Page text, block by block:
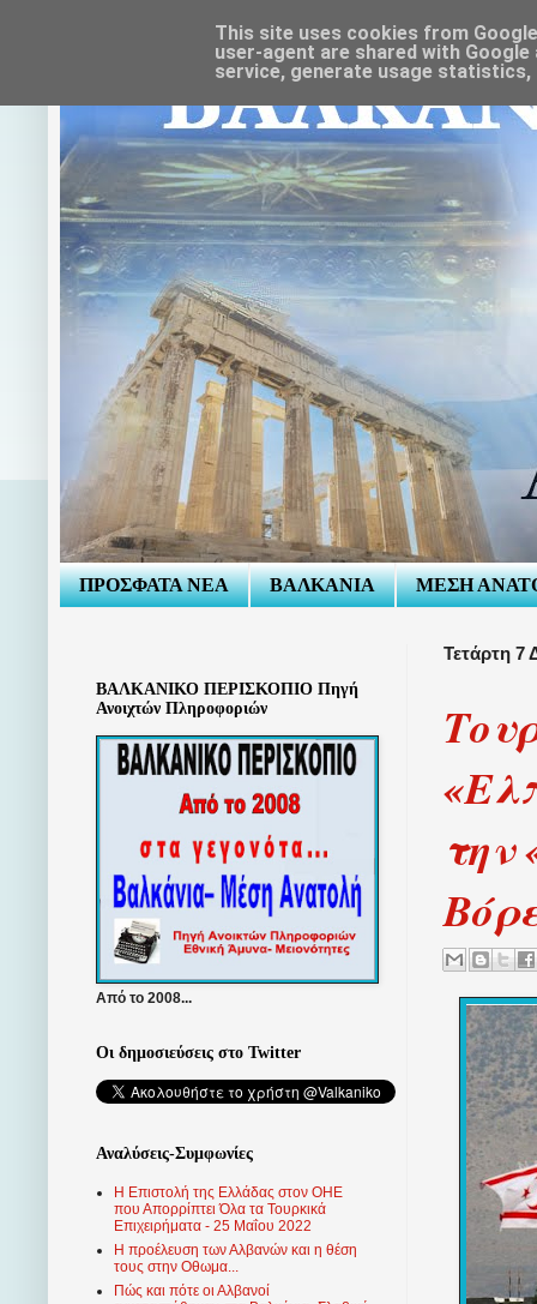
ΠΡΟΣΦΑΤΑ ΝΕΑ ΒΑΛΚΑΝΙΑ ΜΕΣΗ
Τετάρτη 7
την
ΒΑΛΚΑΝΙΚΟ ΠΕΡΙΣΚΟΠΙΟ Πηγή
Ανοιχτών Πληροφοριών
Από το 2008...
Οι δημοσιεύσεις στο Twitter
Αναλύσεις-Συμφωνίες
Η Επιστολή της Ελλάδας στον ΟΗΕ
που Απορρίπτει Όλα τα Τουρκικά
Επιχειρήματα - 25 Μαΐου 2022
Η προέλευση των Αλβανών και η θέση
τους στην Οθωμα...
Πώς και πότε οι Αλβανοί
This site uses cookies from
user-agent are shared with
service, generate usage statistics,